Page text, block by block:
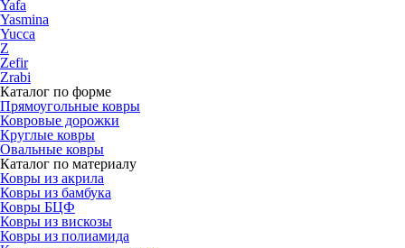
Yafa
Yasmina
Yucca
Z
Zefir
Zrabi
Каталог по форме
Прямоугольные ковры
Ковровые дорожки
Круглые ковры
Овальные ковры
Каталог по материалу
Ковры из акрила
Ковры из бамбука
Ковры БЦФ
Ковры из вискозы
Ковры из полиамида